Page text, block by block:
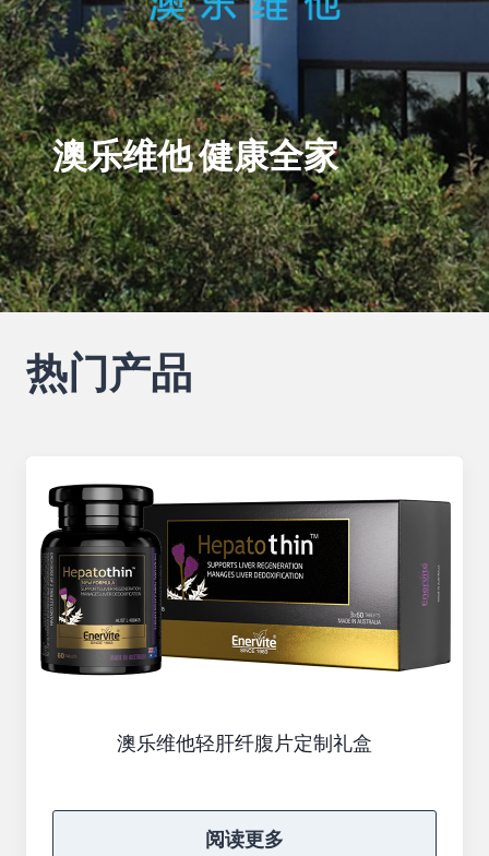
澳乐维他 健康全家
热门产品
澳乐维他轻肝纤腹片定制礼盒
阅读更多